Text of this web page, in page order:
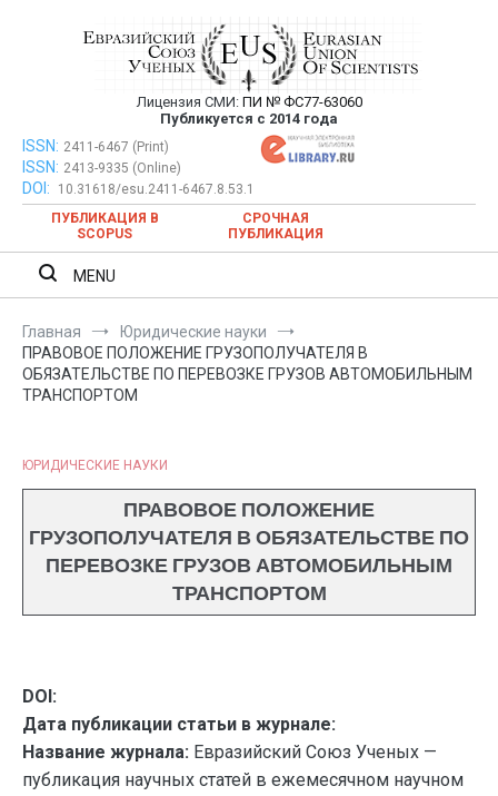
Евразийский Союз Ученых —
публикация научных статей в
ежемесячном научном журнале
Лицензия СМИ: ПИ № ФС77-63060
Публикуется с 2014 года
Евразийский Союз Ученых — публикация научных статей в
ежемесячном научном журнале
ISSN: 2411-6467 (Print)
ISSN: 2413-9335 (Online)
DOI:
10.31618/esu.2411-6467.8.53.1
ПУБЛИКАЦИЯ В
SCOPUS
СРОЧНАЯ
ПУБЛИКАЦИЯ
MENU
Главная
Юридические науки
ПРАВОВОЕ ПОЛОЖЕНИЕ ГРУЗОПОЛУЧАТЕЛЯ В
ОБЯЗАТЕЛЬСТВЕ ПО ПЕРЕВОЗКЕ ГРУЗОВ АВТОМОБИЛЬНЫМ
ТРАНСПОРТОМ
ЮРИДИЧЕСКИЕ НАУКИ
ПРАВОВОЕ ПОЛОЖЕНИЕ
ГРУЗОПОЛУЧАТЕЛЯ В ОБЯЗАТЕЛЬСТВЕ ПО
ПЕРЕВОЗКЕ ГРУЗОВ АВТОМОБИЛЬНЫМ
ТРАНСПОРТОМ
DOI:
Дата публикации статьи в журнале:
Название журнала: Евразийский Союз Ученых —
публикация научных статей в ежемесячном научном